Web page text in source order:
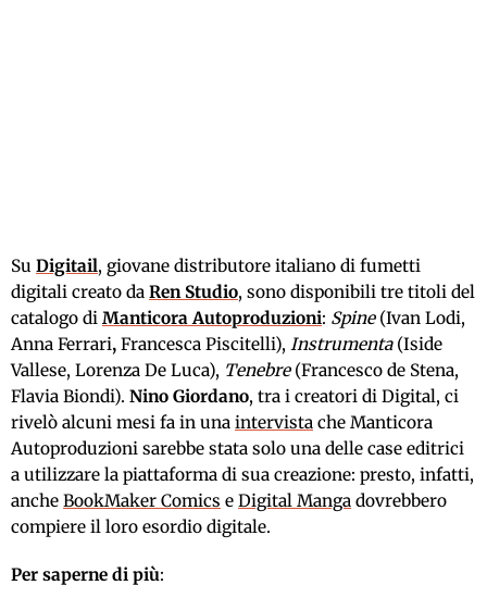
Su Digitail, giovane distributore italiano di fumetti
digitali creato da Ren Studio, sono disponibili tre titoli del
catalogo di Manticora Autoproduzioni: Spine (Ivan Lodi,
Anna Ferrari, Francesca Piscitelli), Instrumenta (Iside
Vallese, Lorenza De Luca), Tenebre (Francesco de Stena,
Flavia Biondi). Nino Giordano, tra i creatori di Digital, ci
rivelò alcuni mesi fa in una intervista che Manticora
Autoproduzioni sarebbe stata solo una delle case editrici
a utilizzare la piattaforma di sua creazione: presto, infatti,
anche BookMaker Comics e Digital Manga dovrebbero
compiere il loro esordio digitale.
Per saperne di più: